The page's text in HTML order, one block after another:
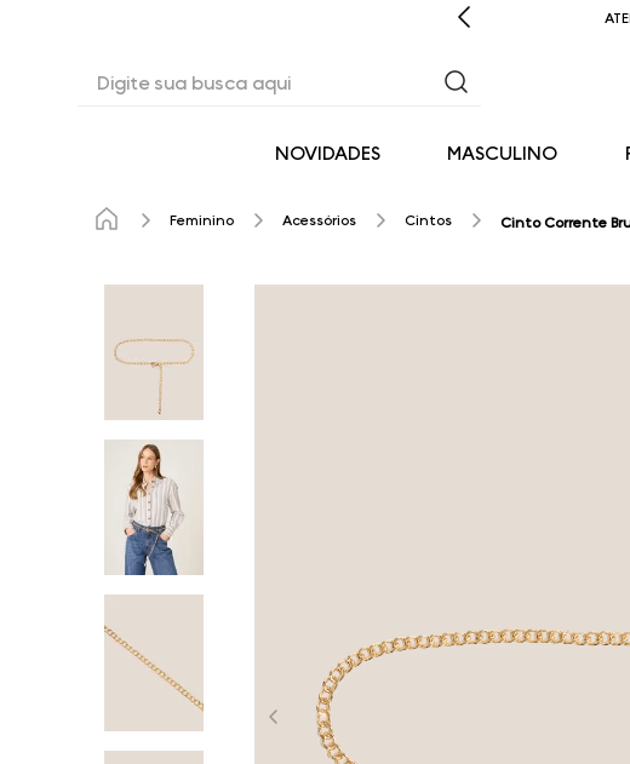
NOVIDADES MASCULINO
Feminino Acessórios Cintos Cinto Corrente